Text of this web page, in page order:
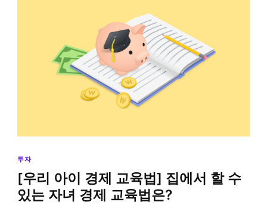
투자
[우리 아이 경제 교육법] 집에서 할 수
있는 자녀 경제 교육법은?